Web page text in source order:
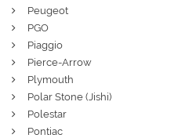
Peugeot
PGO
Piaggio
Pierce-Arrow
Plymouth
Polar Stone (Jishi)
Polestar
Pontiac